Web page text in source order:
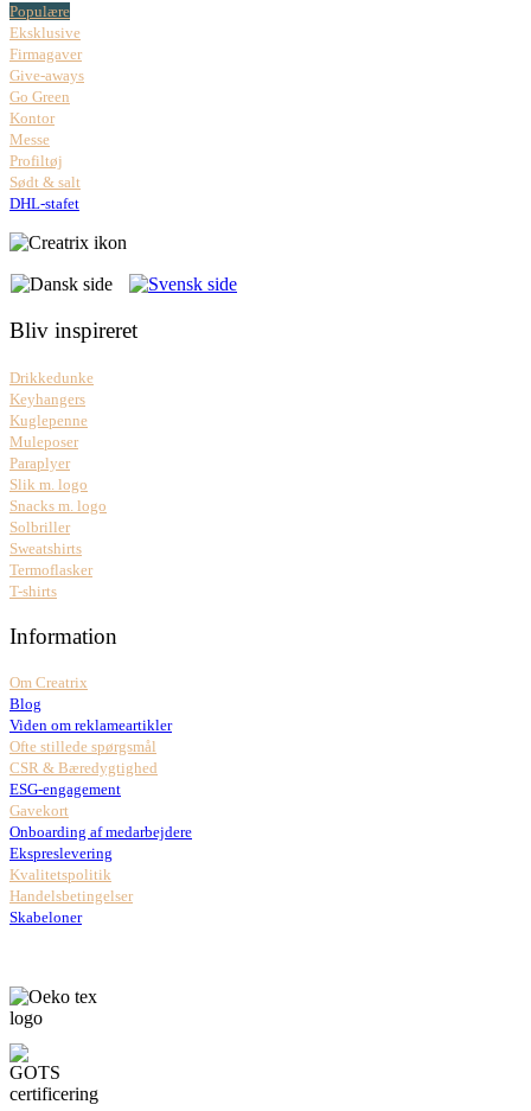
Populære
Eksklusive
Firmagaver
Give-aways
Go Green
Kontor
Messe
Profiltøj
Sødt & salt
DHL-stafet
Bliv inspireret
Drikkedunke
Keyhangers
Kuglepenne
Muleposer
Paraplyer
Slik m. logo
Snacks m. logo
Solbriller
Sweatshirts
Termoflasker
T-shirts
Information
Om Creatrix
Blog
Viden om reklameartikler
Ofte stillede spørgsmål
CSR & Bæredygtighed
ESG-engagement
Gavekort
Onboarding af medarbejdere
Ekspreslevering
Kvalitetspolitik
Handelsbetingelser
Skabeloner